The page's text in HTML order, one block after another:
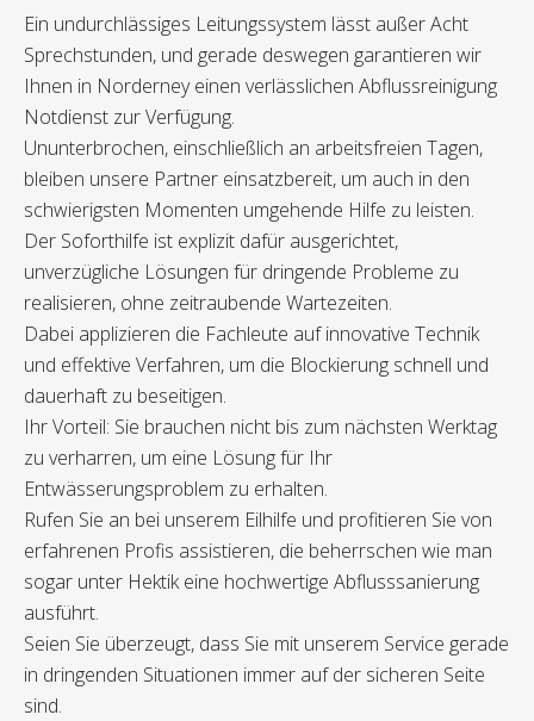
Ein undurchlässiges Leitungssystem lässt außer Acht
Sprechstunden, und gerade deswegen garantieren wir
Ihnen in Norderney einen verlässlichen Abflussreinigung
Notdienst zur Verfügung.
Ununterbrochen, einschließlich an arbeitsfreien Tagen,
bleiben unsere Partner einsatzbereit, um auch in den
schwierigsten Momenten umgehende Hilfe zu leisten.
Der Soforthilfe ist explizit dafür ausgerichtet,
unverzügliche Lösungen für dringende Probleme zu
realisieren, ohne zeitraubende Wartezeiten.
Dabei applizieren die Fachleute auf innovative Technik
und effektive Verfahren, um die Blockierung schnell und
dauerhaft zu beseitigen.
Ihr Vorteil: Sie brauchen nicht bis zum nächsten Werktag
zu verharren, um eine Lösung für Ihr
Entwässerungsproblem zu erhalten.
Rufen Sie an bei unserem Eilhilfe und profitieren Sie von
erfahrenen Profis assistieren, die beherrschen wie man
sogar unter Hektik eine hochwertige Abflusssanierung
ausführt.
Seien Sie überzeugt, dass Sie mit unserem Service gerade
in dringenden Situationen immer auf der sicheren Seite
sind.